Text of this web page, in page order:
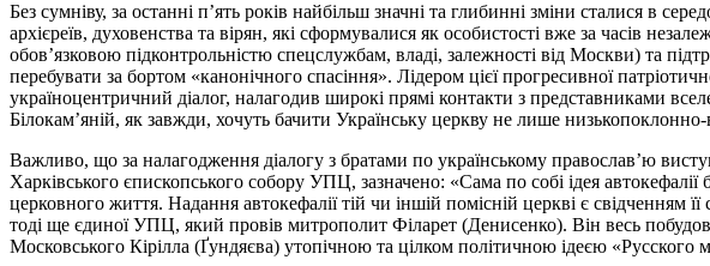
Без сумніву, за останні п’ять років найбільш значні та глибинні зміни сталися в
архієреїв, духовенства та вірян, які сформувалися як особистості вже за часів
обов’язковою підконтрольністю спецслужбам, владі, залежності від Москви) та
перебувати за бортом «канонічного спасіння». Лідером цієї прогресивної
україноцентричний діалог, налагодив широкі прямі контакти з представниками
Білокам’яній, як завжди, хочуть бачити Українську церкву не лише
Важливо, що за налагодження діалогу з братами по українському православ’ю
Харківського єпископського собору УПЦ, зазначено: «Сама по собі ідея автокефалії
церковного життя. Надання автокефалії тій чи іншій помісній церкві є свідченням
тоді ще єдиної УПЦ, який провів митрополит Філарет (Денисенко). Він весь
Московського Кірілла (Ґундяєва) утопічною та цілком політичною ідеєю